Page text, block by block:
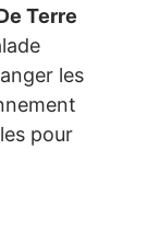
Terre
les
pour